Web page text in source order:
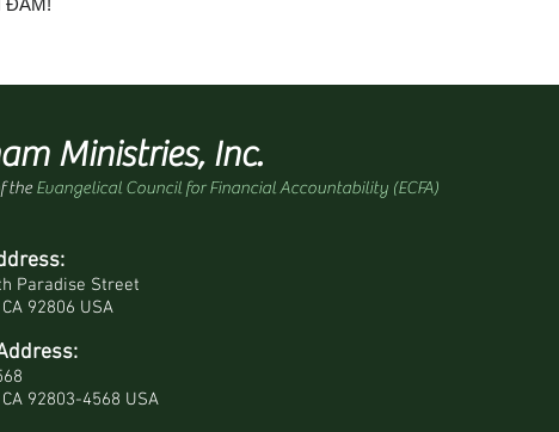
ĐẢM!
Ministries, Inc.
the Evangelical Council for Financial Accountability (ECFA)
Paradise Street
92806 USA
92803-4568 USA